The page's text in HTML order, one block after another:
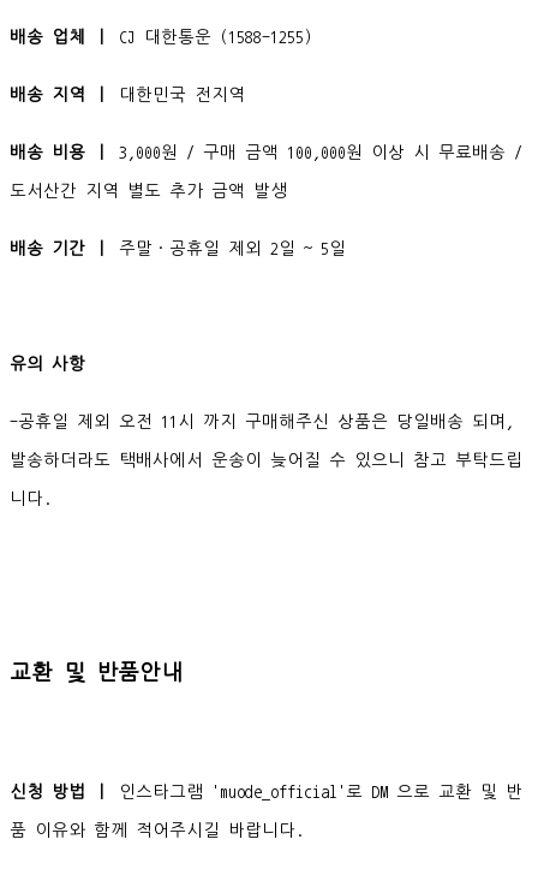
배송 업체 ㅣ CJ 대한통운 (1588-1255)
배송 지역 ㅣ 대한민국 전지역
배송 비용 ㅣ 3,000원 / 구매 금액 100,000원 이상 시 무료배송 /
도서산간 지역 별도 추가 금액 발생
배송 기간 ㅣ 주말·공휴일 제외 2일 ~ 5일
유의 사항
-공휴일 제외 오전 11시 까지 구매해주신 상품은 당일배송 되며,
발송하더라도 택배사에서 운송이 늦어질 수 있으니 참고 부탁드립
니다.
교환 및 반품안내
신청 방법 ㅣ 인스타그램 'muode_official'로 DM 으로 교환 및 반
품 이유와 함께 적어주시길 바랍니다.